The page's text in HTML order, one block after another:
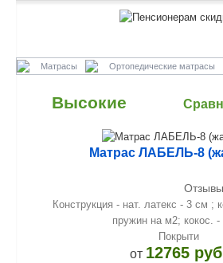
Матрасы Ортопедические матрасы
Высокие
Матрас ЛАБЕЛЬ-8
Конструкция - нат. латекс - 3 см ;
пружин на м2; кокос. -
Покрыти
от 12765